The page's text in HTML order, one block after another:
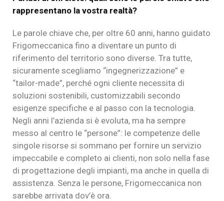
rappresentano la vostra realtà?
Le parole chiave che, per oltre 60 anni, hanno guidato
Frigomeccanica fino a diventare un punto di
riferimento del territorio sono diverse. Tra tutte,
sicuramente scegliamo “ingegnerizzazione” e
“tailor-made”, perché ogni cliente necessita di
soluzioni sostenibili, customizzabili secondo
esigenze specifiche e al passo con la tecnologia.
Negli anni l’azienda si è evoluta, ma ha sempre
messo al centro le “persone”: le competenze delle
singole risorse si sommano per fornire un servizio
impeccabile e completo ai clienti, non solo nella fase
di progettazione degli impianti, ma anche in quella di
assistenza. Senza le persone, Frigomeccanica non
sarebbe arrivata dov’è ora.